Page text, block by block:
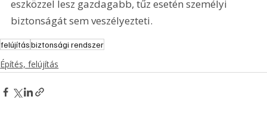
eszközzel lesz gazdagabb, tűz esetén személyi
biztonságát sem veszélyezteti.
felújításbiztonsági rendszer
Építés, felújítás